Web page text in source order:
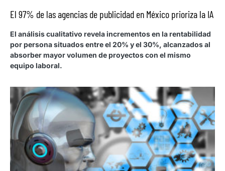
El 97% de las agencias de publicidad en México prioriza la IA
El análisis cualitativo revela incrementos en la rentabilidad
por persona situados entre el 20% y el 30%, alcanzados al
absorber mayor volumen de proyectos con el mismo
equipo laboral.